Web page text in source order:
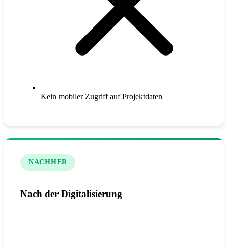
Kein mobiler Zugriff auf Projektdaten
NACHHER
Nach der Digitalisierung